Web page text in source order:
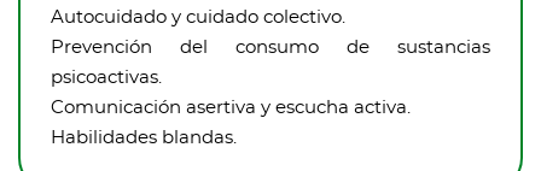
Autocuidado y cuidado colectivo.
Prevención del consumo de sustancias
psicoactivas.
Comunicación asertiva y escucha activa.
Habilidades blandas.